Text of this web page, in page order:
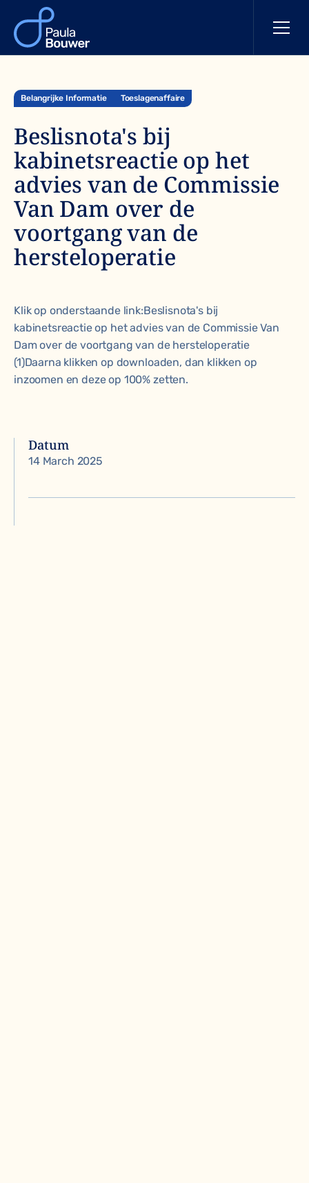
Belangrijke Informatie Toeslagenaffaire
Beslisnota's bij
kabinetsreactie op het
advies van de Commissie
Van Dam over de
voortgang van de
hersteloperatie
Klik op onderstaande link:Beslisnota's bij
kabinetsreactie op het advies van de Commissie Van
Dam over de voortgang van de hersteloperatie
(1)Daarna klikken op downloaden, dan klikken op
inzoomen en deze op 100% zetten.
Datum
14 March 2025